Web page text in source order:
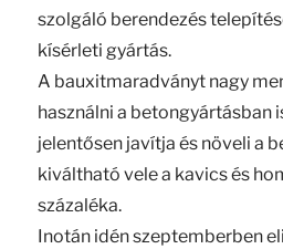
szolgáló berendezés
kísérleti gyártás.
A bauxitmaradványt nagy
használni a betongyártásban
jelentősen javítja és növeli a
kiváltható vele a kavics és
százaléka.
Inotán idén szeptemberben